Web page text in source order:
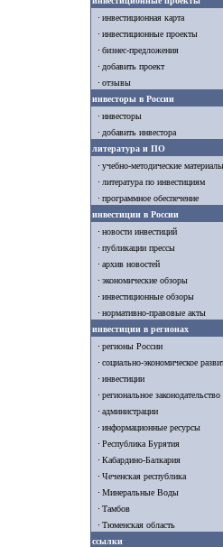
инвестиционная карта
инвестиционные проекты
бизнес-предложения
добавить проект
отзывы
инвесторы в России
инвесторы
добавить инвестора
литература и ПО
учебно-методические материалы
литература по инвестициям
программное обеспечение
инвестиции в России
новости инвестиций
публикации прессы
архив новостей
экономические обзоры
инвестиционные обзоры
нормативно-правовые акты
инвестиции в регионах
регионы России
социально-экономическое
инвестиции
региональное законодательство
администрации
информационные ресурсы
Республика Бурятия
Кабардино-Балкария
Чеченская республика
Минеральные Воды
Тамбов
Тюменская область
ссылки